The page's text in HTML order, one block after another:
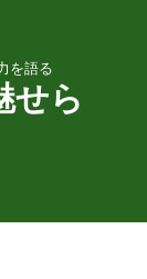
を語る
せら